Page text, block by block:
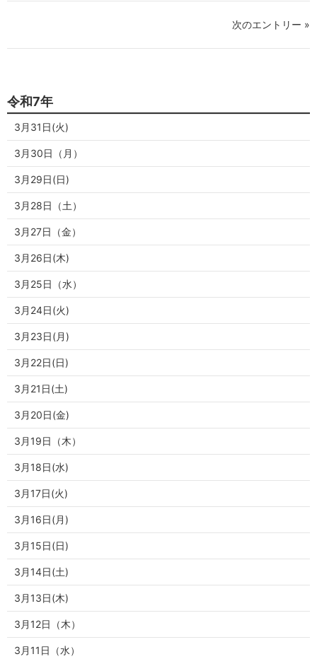
次のエントリー »
令和7年
3月31日(火)
3月30日（月）
3月29日(日)
3月28日（土）
3月27日（金）
3月26日(木)
3月25日（水）
3月24日(火)
3月23日(月)
3月22日(日)
3月21日(土)
3月20日(金)
3月19日（木）
3月18日(水)
3月17日(火)
3月16日(月)
3月15日(日)
3月14日(土)
3月13日(木)
3月12日（木）
3月11日（水）